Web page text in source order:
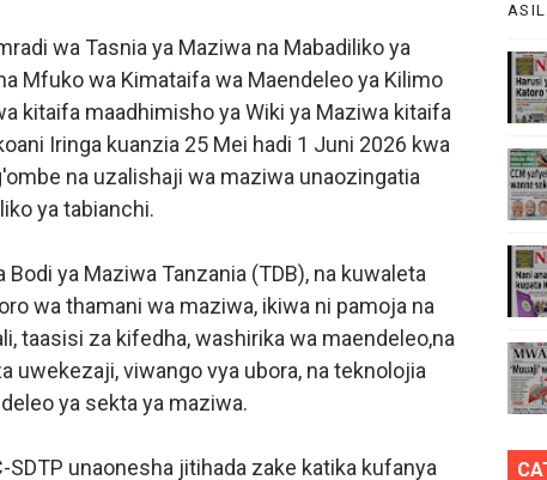
KATIKA MIGODI ZAWAFUNGUKIA WATANZANIA
WITO KUHUSU LESENI ZA MAFUNDI UMEME,MAONESHO YA
Miundombinu ya BRT Awamu ya Pili Dar es Salaam
VYA FAIDA VYA DHAMANA ZA SERIKALI KUBORESHA
wa Tasnia ya Maziwa na Mabadiliko ya
Mfuko wa Kimataifa wa Maendeleo ya Kilimo
kitaifa maadhimisho ya Wiki ya Maziwa kitaifa
Iringa kuanzia 25 Mei hadi 1 Juni 2026 kwa
na uzalishaji wa maziwa unaozingatia
ya tabianchi.
ya Maziwa Tanzania (TDB), na kuwaleta
wa thamani wa maziwa, ikiwa ni pamoja na
taasisi za kifedha, washirika wa maendeleo,na
uwekezaji, viwango vya ubora, na teknolojia
ya sekta ya maziwa.
unaonesha jitihada zake katika kufanya